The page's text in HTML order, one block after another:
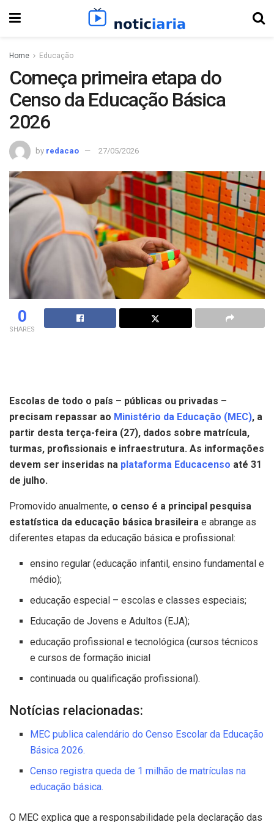
Home Educação
Começa primeira etapa do
Censo da Educação Básica
2026
by redacao 27/05/2026
0
SHARES
Escolas de todo o país – públicas ou privadas –
precisam repassar ao Ministério da Educação (MEC), a
partir desta terça-feira (27), dados sobre matrícula,
turmas, profissionais e infraestrutura. As informações
devem ser inseridas na plataforma Educacenso até 31
de julho.
Promovido anualmente, o censo é a principal pesquisa
estatística da educação básica brasileira e abrange as
diferentes etapas da educação básica e profissional:
ensino regular (educação infantil, ensino fundamental e
médio);
educação especial – escolas e classes especiais;
Educação de Jovens e Adultos (EJA);
educação profissional e tecnológica (cursos técnicos
e cursos de formação inicial
continuada ou qualificação profissional).
Notícias relacionadas:
MEC publica calendário do Censo Escolar da Educação
Básica 2026.
Censo registra queda de 1 milhão de matrículas na
educação básica.
O MEC explica que a responsabilidade pela declaração das